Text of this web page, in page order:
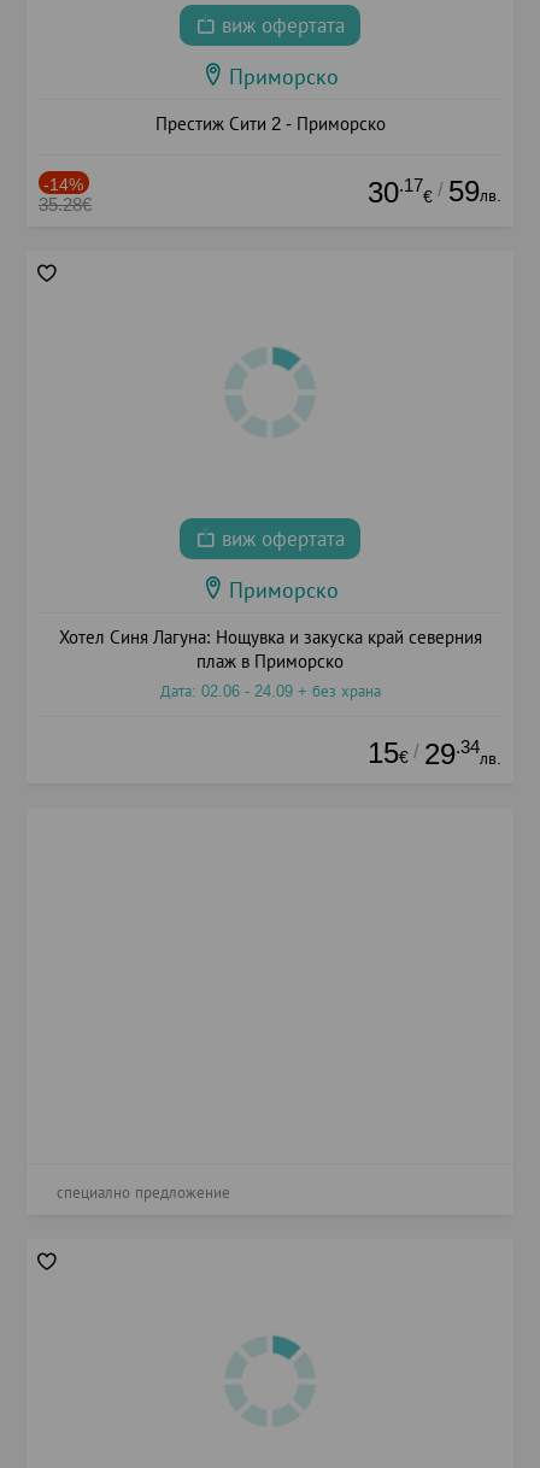
виж офертата
Приморско
Престиж Сити 2 - Приморско
-14%
35.28€ 30.17
€ / 59лв.
виж офертата
Приморско
Хотел Синя Лагуна: Нощувка и закуска край северния
плаж в Приморско
Дата: 02.06 - 24.09 + без храна
15€ / 29.34
лв.
специално предложение